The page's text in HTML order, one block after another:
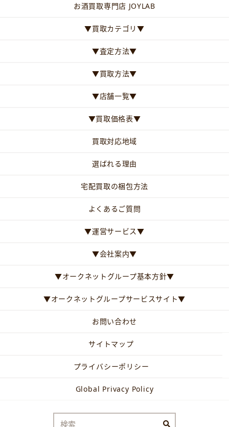
お酒買取専門店 JOYLAB
▼買取カテゴリ▼
▼査定方法▼
▼買取方法▼
▼店舗一覧▼
▼買取価格表▼
買取対応地域
選ばれる理由
宅配買取の梱包方法
よくあるご質問
▼運営サービス▼
▼会社案内▼
▼オークネットグループ基本方針▼
▼オークネットグループサービスサイト▼
お問い合わせ
サイトマップ
プライバシーポリシー
Global Privacy Policy